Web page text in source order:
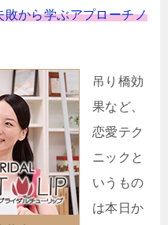
から学ぶアプローチノ
吊り橋効
果など、
恋愛テク
ニックと
いうもの
は本日か